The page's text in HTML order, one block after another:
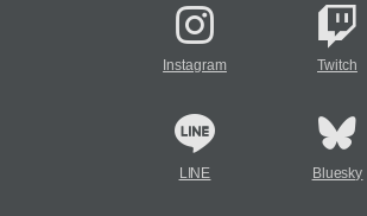
Instagram Twitch
LINE Bluesky